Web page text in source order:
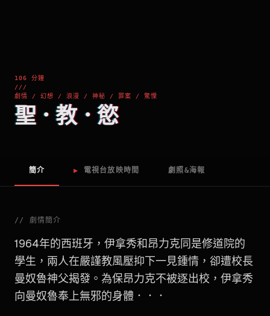
106 分鐘
///
劇情 / 幻想 / 浪漫 / 神秘 / 罪案 / 驚慄
聖．教．慾
簡介 ▶ 電視台放映時間 劇照&海報
// 劇情簡介
1964年的西班牙，伊拿秀和昂力克同是修道院的
學生，兩人在嚴謹教風壓抑下一見鍾情，卻遭校長
曼奴魯神父揭發。為保昂力克不被逐出校，伊拿秀
向曼奴魯奉上無邪的身體．．．